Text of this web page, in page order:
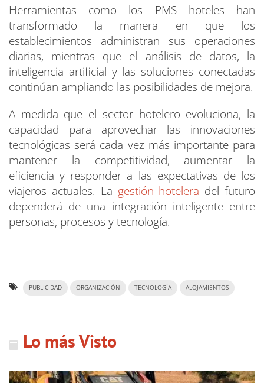
Herramientas como los PMS hoteles han
transformado la manera en que los
establecimientos administran sus operaciones
diarias, mientras que el análisis de datos, la
inteligencia artificial y las soluciones conectadas
continúan ampliando las posibilidades de mejora.
A medida que el sector hotelero evoluciona, la
capacidad para aprovechar las innovaciones
tecnológicas será cada vez más importante para
mantener la competitividad, aumentar la
eficiencia y responder a las expectativas de los
viajeros actuales. La gestión hotelera del futuro
dependerá de una integración inteligente entre
personas, procesos y tecnología.
PUBLICIDAD ORGANIZACIÓN TECNOLOGÍA ALOJAMIENTOS
Lo más Visto